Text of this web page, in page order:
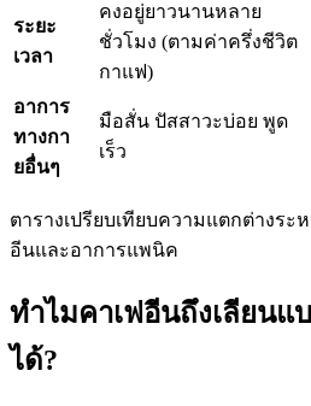
ระยะ
เวลา
คงอยู่ยาวนานหลาย
ชั่วโมง (ตามค่าครึ่งชีวิต
กาแฟ)
อาการ
ทางกา
ยอื่นๆ
มือสั่น ปัสสาวะบ่อย พูด
เร็ว
ตารางเปรียบเทียบความแตกต่างระ
อีนและอาการแพนิค
ทำไมคาเฟอีนถึงเลียนแ
ได้?